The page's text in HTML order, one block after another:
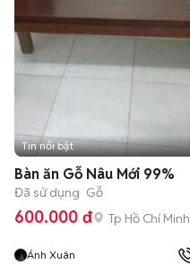
Tin nổi bật
Bàn ăn Gỗ Nâu Mới 99%
Đã sử dụng Gỗ
600.000 đ Tp Hồ Chí Minh
Ánh Xuân